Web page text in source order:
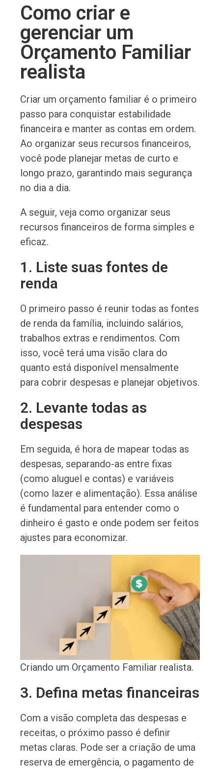
Como criar e
gerenciar um
Orçamento Familiar
realista
Criar um orçamento familiar é o primeiro
passo para conquistar estabilidade
financeira e manter as contas em ordem.
Ao organizar seus recursos financeiros,
você pode planejar metas de curto e
longo prazo, garantindo mais segurança
no dia a dia.
A seguir, veja como organizar seus
recursos financeiros de forma simples e
eficaz.
1. Liste suas fontes de
renda
O primeiro passo é reunir todas as fontes
de renda da família, incluindo salários,
trabalhos extras e rendimentos. Com
isso, você terá uma visão clara do
quanto está disponível mensalmente
para cobrir despesas e planejar objetivos.
2. Levante todas as
despesas
Em seguida, é hora de mapear todas as
despesas, separando-as entre fixas
(como aluguel e contas) e variáveis
(como lazer e alimentação). Essa análise
é fundamental para entender como o
dinheiro é gasto e onde podem ser feitos
ajustes para economizar.
Criando um Orçamento Familiar realista.
3. Defina metas financeiras
Com a visão completa das despesas e
receitas, o próximo passo é definir
metas claras. Pode ser a criação de uma
reserva de emergência, o pagamento de